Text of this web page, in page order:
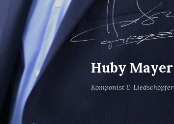
Huby Mayer
Komponist & Liedschöpfer